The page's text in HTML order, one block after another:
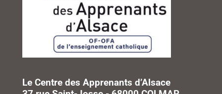
Le Centre des Apprenants d’Alsace